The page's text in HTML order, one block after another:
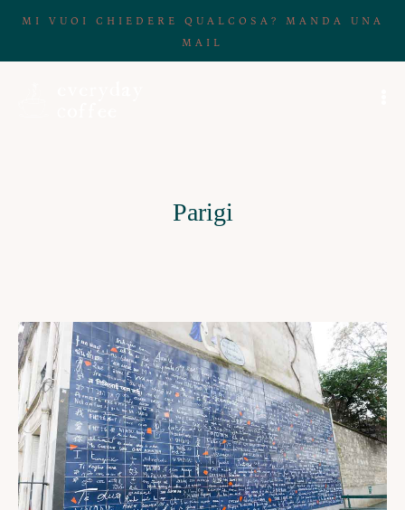
MI VUOI CHIEDERE QUALCOSA? MANDA UNA
MAIL
Parigi